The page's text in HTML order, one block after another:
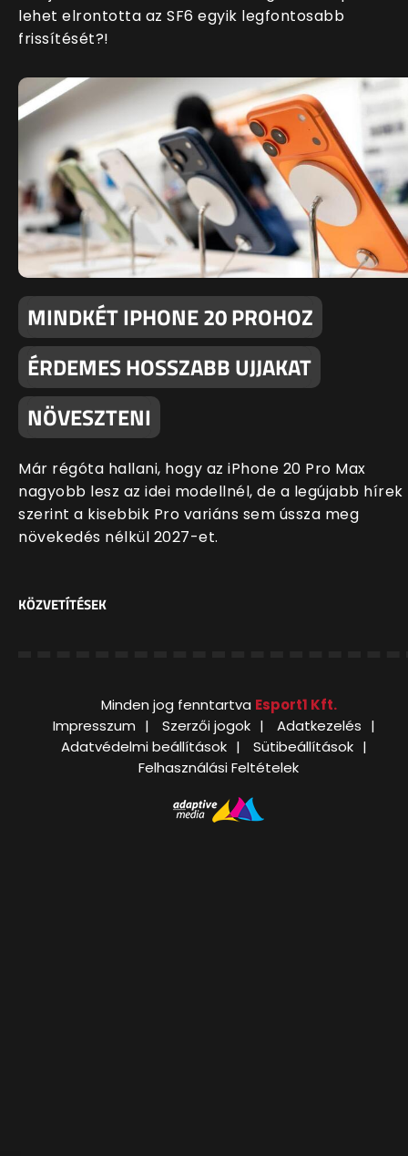
lehet elrontotta az SF6 egyik legfontosabb
frissítését?!
MINDKÉT IPHONE 20 PROHOZ
ÉRDEMES HOSSZABB UJJAKAT
NÖVESZTENI
Már régóta hallani, hogy az iPhone 20 Pro Max
nagyobb lesz az idei modellnél, de a legújabb hírek
szerint a kisebbik Pro variáns sem ússza meg
növekedés nélkül 2027-et.
KÖZVETÍTÉSEK
Minden jog fenntartva Esport1 Kft.
Impresszum
Szerzői jogok
Adatkezelés
Adatvédelmi beállítások
Sütibeállítások
Felhasználási Feltételek